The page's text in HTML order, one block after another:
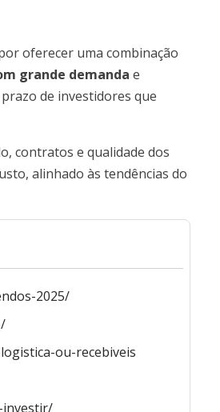
oferecer uma combinação
grande demanda e
de investidores que
contratos e qualidade dos
alinhado às tendências do
2025/
ou-recebiveis
investir/